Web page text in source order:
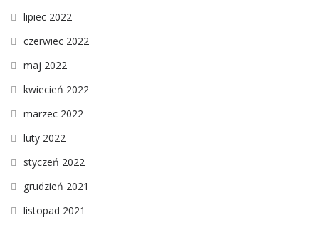
lipiec 2022
czerwiec 2022
maj 2022
kwiecień 2022
marzec 2022
luty 2022
styczeń 2022
grudzień 2021
listopad 2021